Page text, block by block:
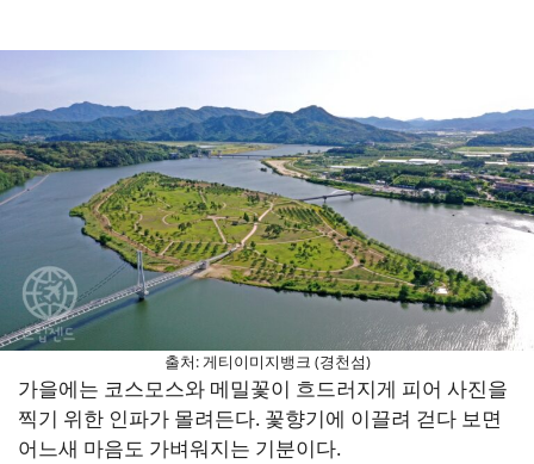
출처: 게티이미지뱅크 (경천섬)
가을에는 코스모스와 메밀꽃이 흐드러지게 피어 사진을
찍기 위한 인파가 몰려든다. 꽃향기에 이끌려 걷다 보면
어느새 마음도 가벼워지는 기분이다.